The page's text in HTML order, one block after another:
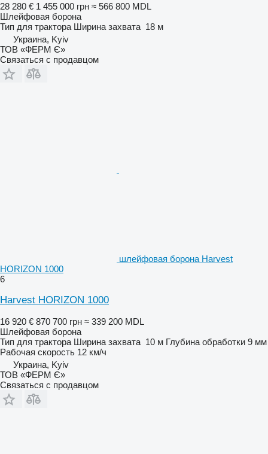
28 280 € 1 455 000 грн ≈ 566 800 MDL
Шлейфовая борона
Тип для трактора Ширина захвата 18 м
Украина, Kyiv
ТОВ «ФЕРМ Є»
Связаться с продавцом
шлейфовая борона Harvest
HORIZON 1000
6
Harvest HORIZON 1000
16 920 € 870 700 грн ≈ 339 200 MDL
Шлейфовая борона
Тип для трактора Ширина захвата 10 м Глубина обработки 9 мм
Рабочая скорость 12 км/ч
Украина, Kyiv
ТОВ «ФЕРМ Є»
Связаться с продавцом